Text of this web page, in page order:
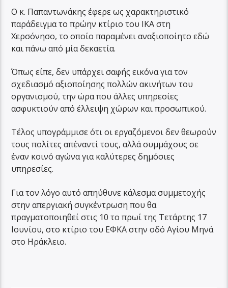
Ο κ. Παπαντωνάκης έφερε ως χαρακτηριστικό
παράδειγμα το πρώην κτίριο του ΙΚΑ στη
Χερσόνησο, το οποίο παραμένει αναξιοποίητο εδώ
και πάνω από μία δεκαετία.
Όπως είπε, δεν υπάρχει σαφής εικόνα για τον
σχεδιασμό αξιοποίησης πολλών ακινήτων του
οργανισμού, την ώρα που άλλες υπηρεσίες
ασφυκτιούν από έλλειψη χώρων και προσωπικού.
Τέλος υπογράμμισε ότι οι εργαζόμενοι δεν θεωρούν
τους πολίτες απέναντί τους, αλλά συμμάχους σε
έναν κοινό αγώνα για καλύτερες δημόσιες
υπηρεσίες.
Για τον λόγο αυτό απηύθυνε κάλεσμα συμμετοχής
στην απεργιακή συγκέντρωση που θα
πραγματοποιηθεί στις 10 το πρωί της Τετάρτης 17
Ιουνίου, στο κτίριο του ΕΦΚΑ στην οδό Αγίου Μηνά
στο Ηράκλειο.